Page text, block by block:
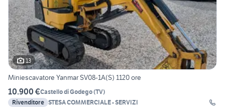
13
Miniescavatore Yanmar SV08-1A(S) 1120 ore
10.900 €Castello di Godego(TV)
Rivenditore STESA COMMERCIALE - SERVIZI